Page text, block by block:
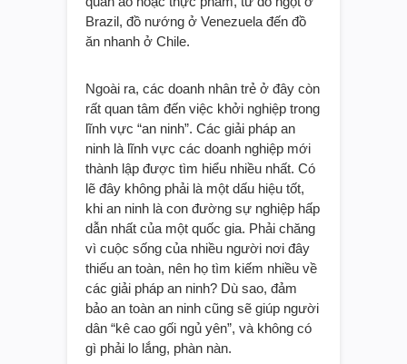
Brazil, đồ nướng ở Venezuela đến đồ
ăn nhanh ở Chile.
Ngoài ra, các doanh nhân trẻ ở đây còn
rất quan tâm đến việc khởi nghiệp trong
lĩnh vực “an ninh”. Các giải pháp an
ninh là lĩnh vực các doanh nghiệp mới
thành lập được tìm hiểu nhiều nhất. Có
lẽ đây không phải là một dấu hiệu tốt,
khi an ninh là con đường sự nghiệp hấp
dẫn nhất của một quốc gia. Phải chăng
vì cuộc sống của nhiều người nơi đây
thiếu an toàn, nên họ tìm kiếm nhiều về
các giải pháp an ninh? Dù sao, đảm
bảo an toàn an ninh cũng sẽ giúp người
dân “kê cao gối ngủ yên”, và không có
gì phải lo lắng, phàn nàn.